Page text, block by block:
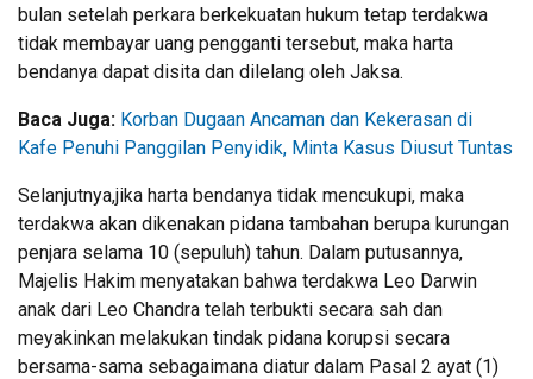
bulan setelah perkara berkekuatan hukum tetap terdakwa
tidak membayar uang pengganti tersebut, maka harta
bendanya dapat disita dan dilelang oleh Jaksa.
Baca Juga: Korban Dugaan Ancaman dan Kekerasan di
Kafe Penuhi Panggilan Penyidik, Minta Kasus Diusut Tuntas
Selanjutnya,jika harta bendanya tidak mencukupi, maka
terdakwa akan dikenakan pidana tambahan berupa kurungan
penjara selama 10 (sepuluh) tahun. Dalam putusannya,
Majelis Hakim menyatakan bahwa terdakwa Leo Darwin
anak dari Leo Chandra telah terbukti secara sah dan
meyakinkan melakukan tindak pidana korupsi secara
bersama-sama sebagaimana diatur dalam Pasal 2 ayat (1)